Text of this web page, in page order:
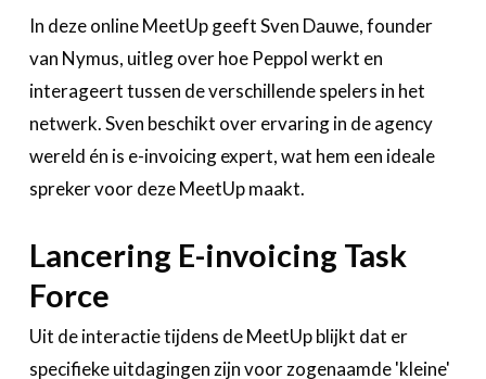
In deze online MeetUp geeft Sven Dauwe, founder
van Nymus, uitleg over hoe Peppol werkt en
interageert tussen de verschillende spelers in het
netwerk. Sven beschikt over ervaring in de agency
wereld én is e-invoicing expert, wat hem een ideale
spreker voor deze MeetUp maakt.
Lancering E-invoicing Task
Force
Uit de interactie tijdens de MeetUp blijkt dat er
specifieke uitdagingen zijn voor zogenaamde 'kleine'